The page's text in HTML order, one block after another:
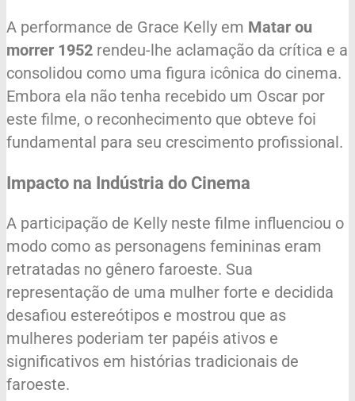
A performance de Grace Kelly em Matar ou
morrer 1952 rendeu-lhe aclamação da crítica e a
consolidou como uma figura icônica do cinema.
Embora ela não tenha recebido um Oscar por
este filme, o reconhecimento que obteve foi
fundamental para seu crescimento profissional.
Impacto na Indústria do Cinema
A participação de Kelly neste filme influenciou o
modo como as personagens femininas eram
retratadas no gênero faroeste. Sua
representação de uma mulher forte e decidida
desafiou estereótipos e mostrou que as
mulheres poderiam ter papéis ativos e
significativos em histórias tradicionais de
faroeste.